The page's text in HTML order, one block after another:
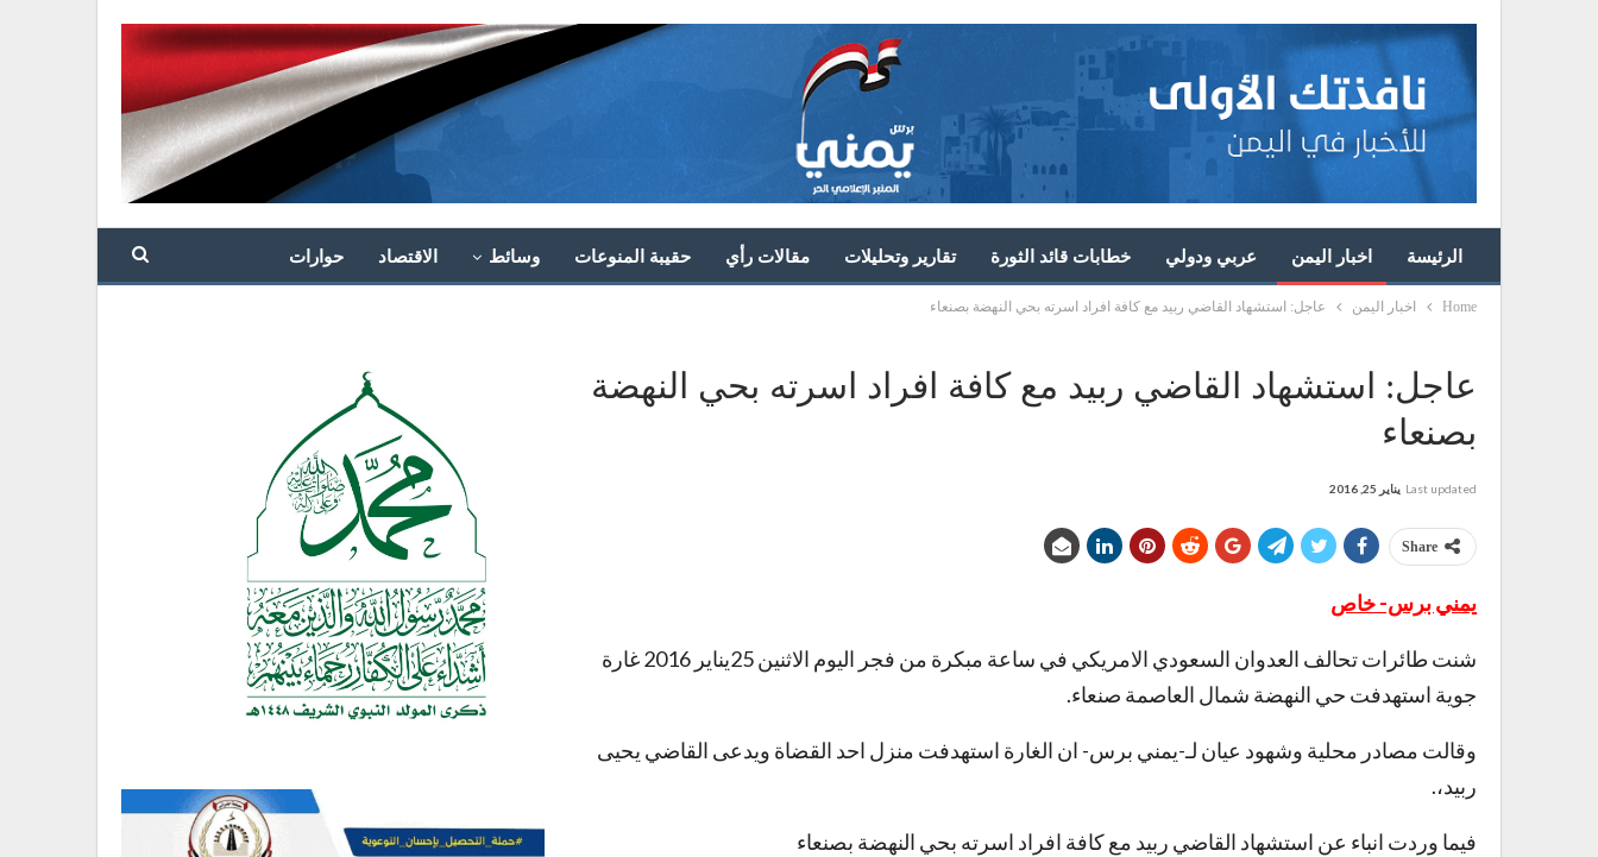
الرئيسة اخبار اليمن عربي ودولي خطابات قائد الثورة تقارير وتحليلات مقالات رأي حقيبة المنوعات وسائط الاقتصاد حوارات
Home اخبار اليمن عاجل: استشهاد القاضي ربيد مع كافة افراد اسرته بحي النهضة بصنعاء
عاجل: استشهاد القاضي ربيد مع كافة افراد اسرته بحي النهضة
بصنعاء
Last updated يناير 25, 2016
Share
يمني برس- خاص
شنت طائرات تحالف العدوان السعودي الامريكي في ساعة مبكرة من فجر اليوم الاثنين 25يناير 2016 غارة
جوية استهدفت حي النهضة شمال العاصمة صنعاء.
وقالت مصادر محلية وشهود عيان لـ-يمني برس- ان الغارة استهدفت منزل احد القضاة ويدعى القاضي يحيى
ربيد،.
فيما وردت انباء عن استشهاد القاضي ربيد مع كافة افراد اسرته بحي النهضة بصنعاء